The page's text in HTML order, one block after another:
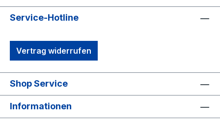
Service-Hotline
Vertrag widerrufen
Shop Service
Informationen